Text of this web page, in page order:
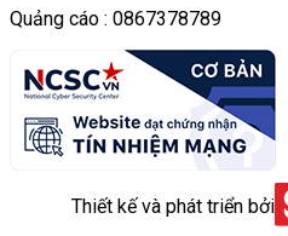
Quảng cáo : 0867378789
Thiết kế và phát triển bởi